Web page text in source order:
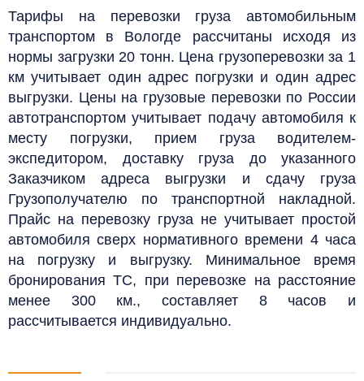
Тарифы на перевозки груза автомобильным
транспортом в Вологде рассчитаны исходя из
нормы загрузки 20 тонн. Цена грузоперевозки за 1
км учитывает один адрес погрузки и один адрес
выгрузки. Цены на грузовые перевозки по России
автотранспортом учитывает подачу автомобиля к
месту погрузки, прием груза водителем-
экспедитором, доставку груза до указанного
Заказчиком адреса выгрузки и сдачу груза
Грузополучателю по транспортной накладной.
Прайс на перевозку груза не учитывает простой
автомобиля сверх нормативного времени 4 часа
на погрузку и выгрузку. Минимальное время
бронирования ТС, при перевозке на расстояние
менее 300 км., составляет 8 часов и
рассчитывается индивидуально.